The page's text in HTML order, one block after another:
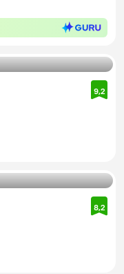
9,2
8,2